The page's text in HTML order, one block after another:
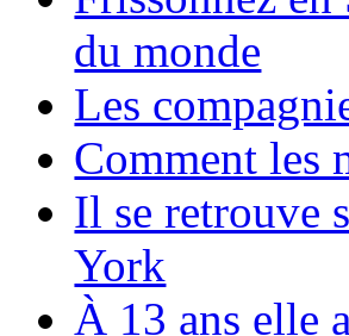
du monde
Les
Comment les
Il se retrouve
York
À 13 ans elle